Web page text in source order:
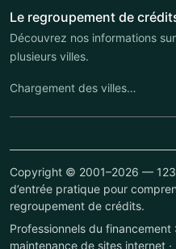
Le regroupement de
Découvrez nos informations
plusieurs villes.
Chargement des villes…
Copyright © 2001–2026 —
d’entrée pratique pour
regroupement de crédits.
Professionnels du financement :
maintenance de sites internet ·